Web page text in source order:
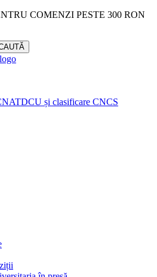
COMENZI PESTE 300 RON
și clasificare CNCS